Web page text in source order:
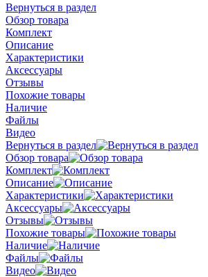
Вернуться в раздел
Обзор товара
Комплект
Описание
Характеристики
Аксессуары
Отзывы
Похожие товары
Наличие
Файлы
Видео
Вернуться в раздел
Обзор товара
Комплект
Описание
Характеристики
Аксессуары
Отзывы
Похожие товары
Наличие
Файлы
Видео